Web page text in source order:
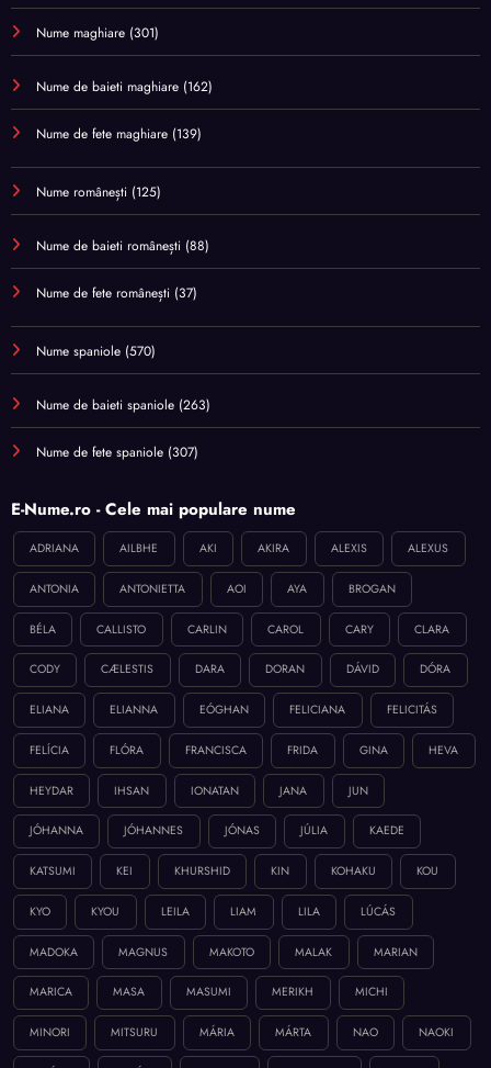
Nume maghiare (301)
Nume de baieti maghiare (162)
Nume de fete maghiare (139)
Nume românești (125)
Nume de baieti românești (88)
Nume de fete românești (37)
Nume spaniole (570)
Nume de baieti spaniole (263)
Nume de fete spaniole (307)
E-Nume.ro - Cele mai populare nume
ADRIANA AILBHE AKI AKIRA ALEXIS ALEXUS
ANTONIA ANTONIETTA AOI AYA BROGAN
BÉLA CALLISTO CARLIN CAROL CARY CLARA
CODY CÆLESTIS DARA DORAN DÁVID DÓRA
ELIANA ELIANNA EÓGHAN FELICIANA FELICITÁS
FELÍCIA FLÓRA FRANCISCA FRIDA GINA HEVA
HEYDAR IHSAN IONATAN JANA JUN
JÓHANNA JÓHANNES JÓNAS JÚLIA KAEDE
KATSUMI KEI KHURSHID KIN KOHAKU KOU
KYO KYOU LEILA LIAM LILA LÚCÁS
MADOKA MAGNUS MAKOTO MALAK MARIAN
MARICA MASA MASUMI MERIKH MICHI
MINORI MITSURU MÁRIA MÁRTA NAO NAOKI